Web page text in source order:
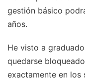
gestión básico
años.
He visto a
quedarse
exactamente en los